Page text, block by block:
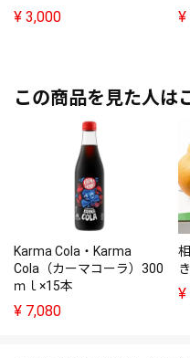
¥ 3,000 ¥
この商品を見た人は
Karma Cola・Karma
Cola（カーマコーラ）300
ｍｌ×15本
¥ 7,080
き
¥